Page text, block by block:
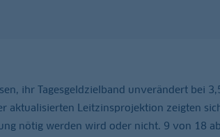
ihr Tagesgeldzielband unverändert bei
aktualisierten Leitzinsprojektion zeigten
nötig werden wird oder nicht. 9 von 18